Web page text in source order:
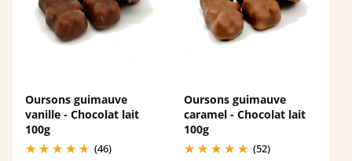
Oursons guimauve
vanille - Chocolat lait
100g
(46)
Oursons guimauve
caramel - Chocolat lait
100g
(52)